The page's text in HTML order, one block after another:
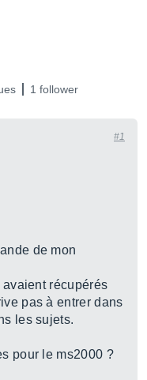
1 follower
#1
de mon
récupérés
pas à entrer dans
les sujets.
pour le ms2000 ?